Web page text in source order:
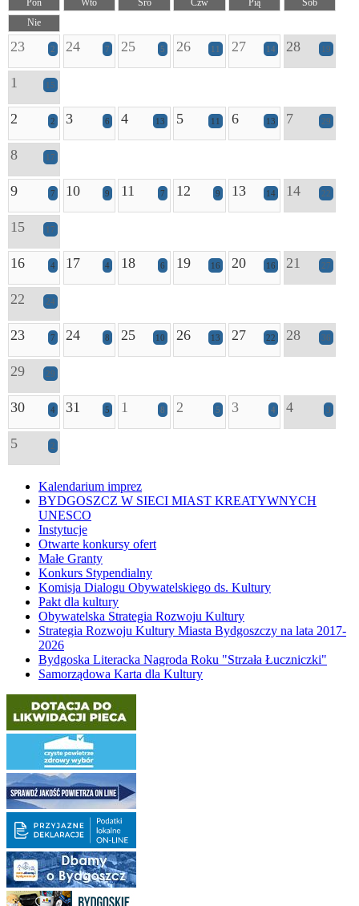
Nie
23 2 24 7 25 5 26 11 27 14 28 19
1 15
2 2 3 6 4 13 5 11 6 13 7 29
8 17
9 7 10 9 11 7 12 9 13 14 14 22
15 17
16 4 17 4 18 6 19 16 20 16 21 27
22 24
23 7 24 8 25 10 26 13 27 22 28 36
29 29
30 4 31 5 1 8 2 5 3 4 4 3
5 2
Kalendarium imprez
BYDGOSZCZ W SIECI MIAST KREATYWNYCH
UNESCO
Instytucje
Otwarte konkursy ofert
Małe Granty
Konkurs Stypendialny
Komisja Dialogu Obywatelskiego ds. Kultury
Pakt dla kultury
Obywatelska Strategia Rozwoju Kultury
Strategia Rozwoju Kultury Miasta Bydgoszczy na lata 2017-
2026
Bydgoska Literacka Nagroda Roku "Strzała Łuczniczki"
Samorządowa Karta dla Kultury